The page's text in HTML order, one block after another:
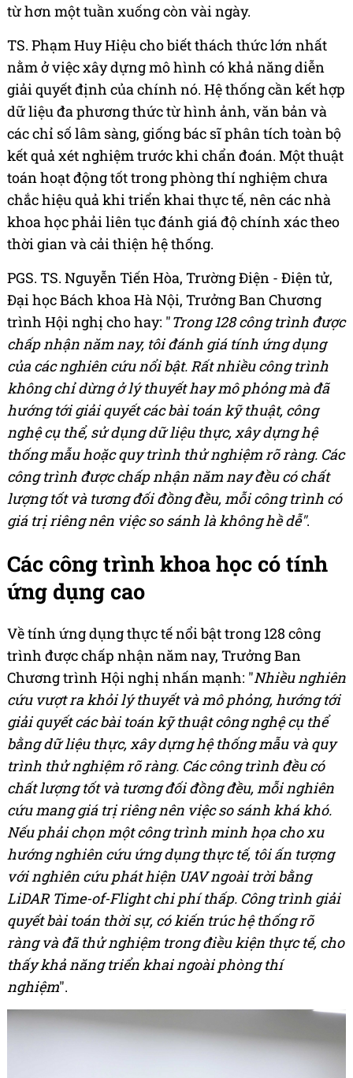
từ hơn một tuần xuống còn vài ngày.
TS. Phạm Huy Hiệu cho biết thách thức lớn nhất
nằm ở việc xây dựng mô hình có khả năng diễn
giải quyết định của chính nó. Hệ thống cần kết hợp
dữ liệu đa phương thức từ hình ảnh, văn bản và
các chỉ số lâm sàng, giống bác sĩ phân tích toàn bộ
kết quả xét nghiệm trước khi chẩn đoán. Một thuật
toán hoạt động tốt trong phòng thí nghiệm chưa
chắc hiệu quả khi triển khai thực tế, nên các nhà
khoa học phải liên tục đánh giá độ chính xác theo
thời gian và cải thiện hệ thống.
PGS. TS. Nguyễn Tiến Hòa, Trường Điện - Điện tử,
Đại học Bách khoa Hà Nội, Trưởng Ban Chương
trình Hội nghị cho hay: "Trong 128 công trình được
chấp nhận năm nay, tôi đánh giá tính ứng dụng
của các nghiên cứu nổi bật. Rất nhiều công trình
không chỉ dừng ở lý thuyết hay mô phỏng mà đã
hướng tới giải quyết các bài toán kỹ thuật, công
nghệ cụ thể, sử dụng dữ liệu thực, xây dựng hệ
thống mẫu hoặc quy trình thử nghiệm rõ ràng. Các
công trình được chấp nhận năm nay đều có chất
lượng tốt và tương đối đồng đều, mỗi công trình có
giá trị riêng nên việc so sánh là không hề dễ".
Các công trình khoa học có tính
ứng dụng cao
Về tính ứng dụng thực tế nổi bật trong 128 công
trình được chấp nhận năm nay, Trưởng Ban
Chương trình Hội nghị nhấn mạnh: "Nhiều nghiên
cứu vượt ra khỏi lý thuyết và mô phỏng, hướng tới
giải quyết các bài toán kỹ thuật công nghệ cụ thể
bằng dữ liệu thực, xây dựng hệ thống mẫu và quy
trình thử nghiệm rõ ràng. Các công trình đều có
chất lượng tốt và tương đối đồng đều, mỗi nghiên
cứu mang giá trị riêng nên việc so sánh khá khó.
Nếu phải chọn một công trình minh họa cho xu
hướng nghiên cứu ứng dụng thực tế, tôi ấn tượng
với nghiên cứu phát hiện UAV ngoài trời bằng
LiDAR Time-of-Flight chi phí thấp. Công trình giải
quyết bài toán thời sự, có kiến trúc hệ thống rõ
ràng và đã thử nghiệm trong điều kiện thực tế, cho
thấy khả năng triển khai ngoài phòng thí
nghiệm".